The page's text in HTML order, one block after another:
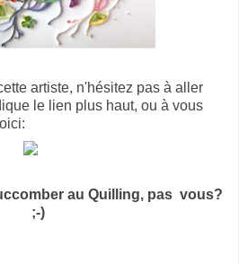
artiste, n'hésitez pas à aller
le lien plus haut, ou à vous
au Quilling, pas vous?
;-)